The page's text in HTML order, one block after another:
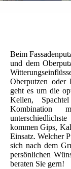
Beim
und dem
Oberputzen oder
geht es um die
Kellen,
Kombination
kommen Gips,
Einsatz. Welcher
sich nach dem
persönlichen
beraten Sie gern!